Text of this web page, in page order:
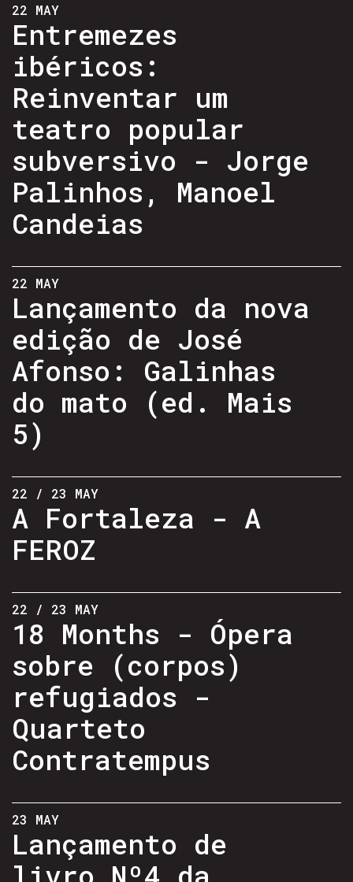
22 MAY
Entremezes
ibéricos:
Reinventar um
teatro popular
subversivo - Jorge
Palinhos, Manoel
Candeias
22 MAY
Lançamento da nova
edição de José
Afonso: Galinhas
do mato (ed. Mais
5)
22 / 23 MAY
A Fortaleza - A
FEROZ
22 / 23 MAY
18 Months - Ópera
sobre (corpos)
refugiados -
Quarteto
Contratempus
23 MAY
Lançamento de
livro Nº4 da